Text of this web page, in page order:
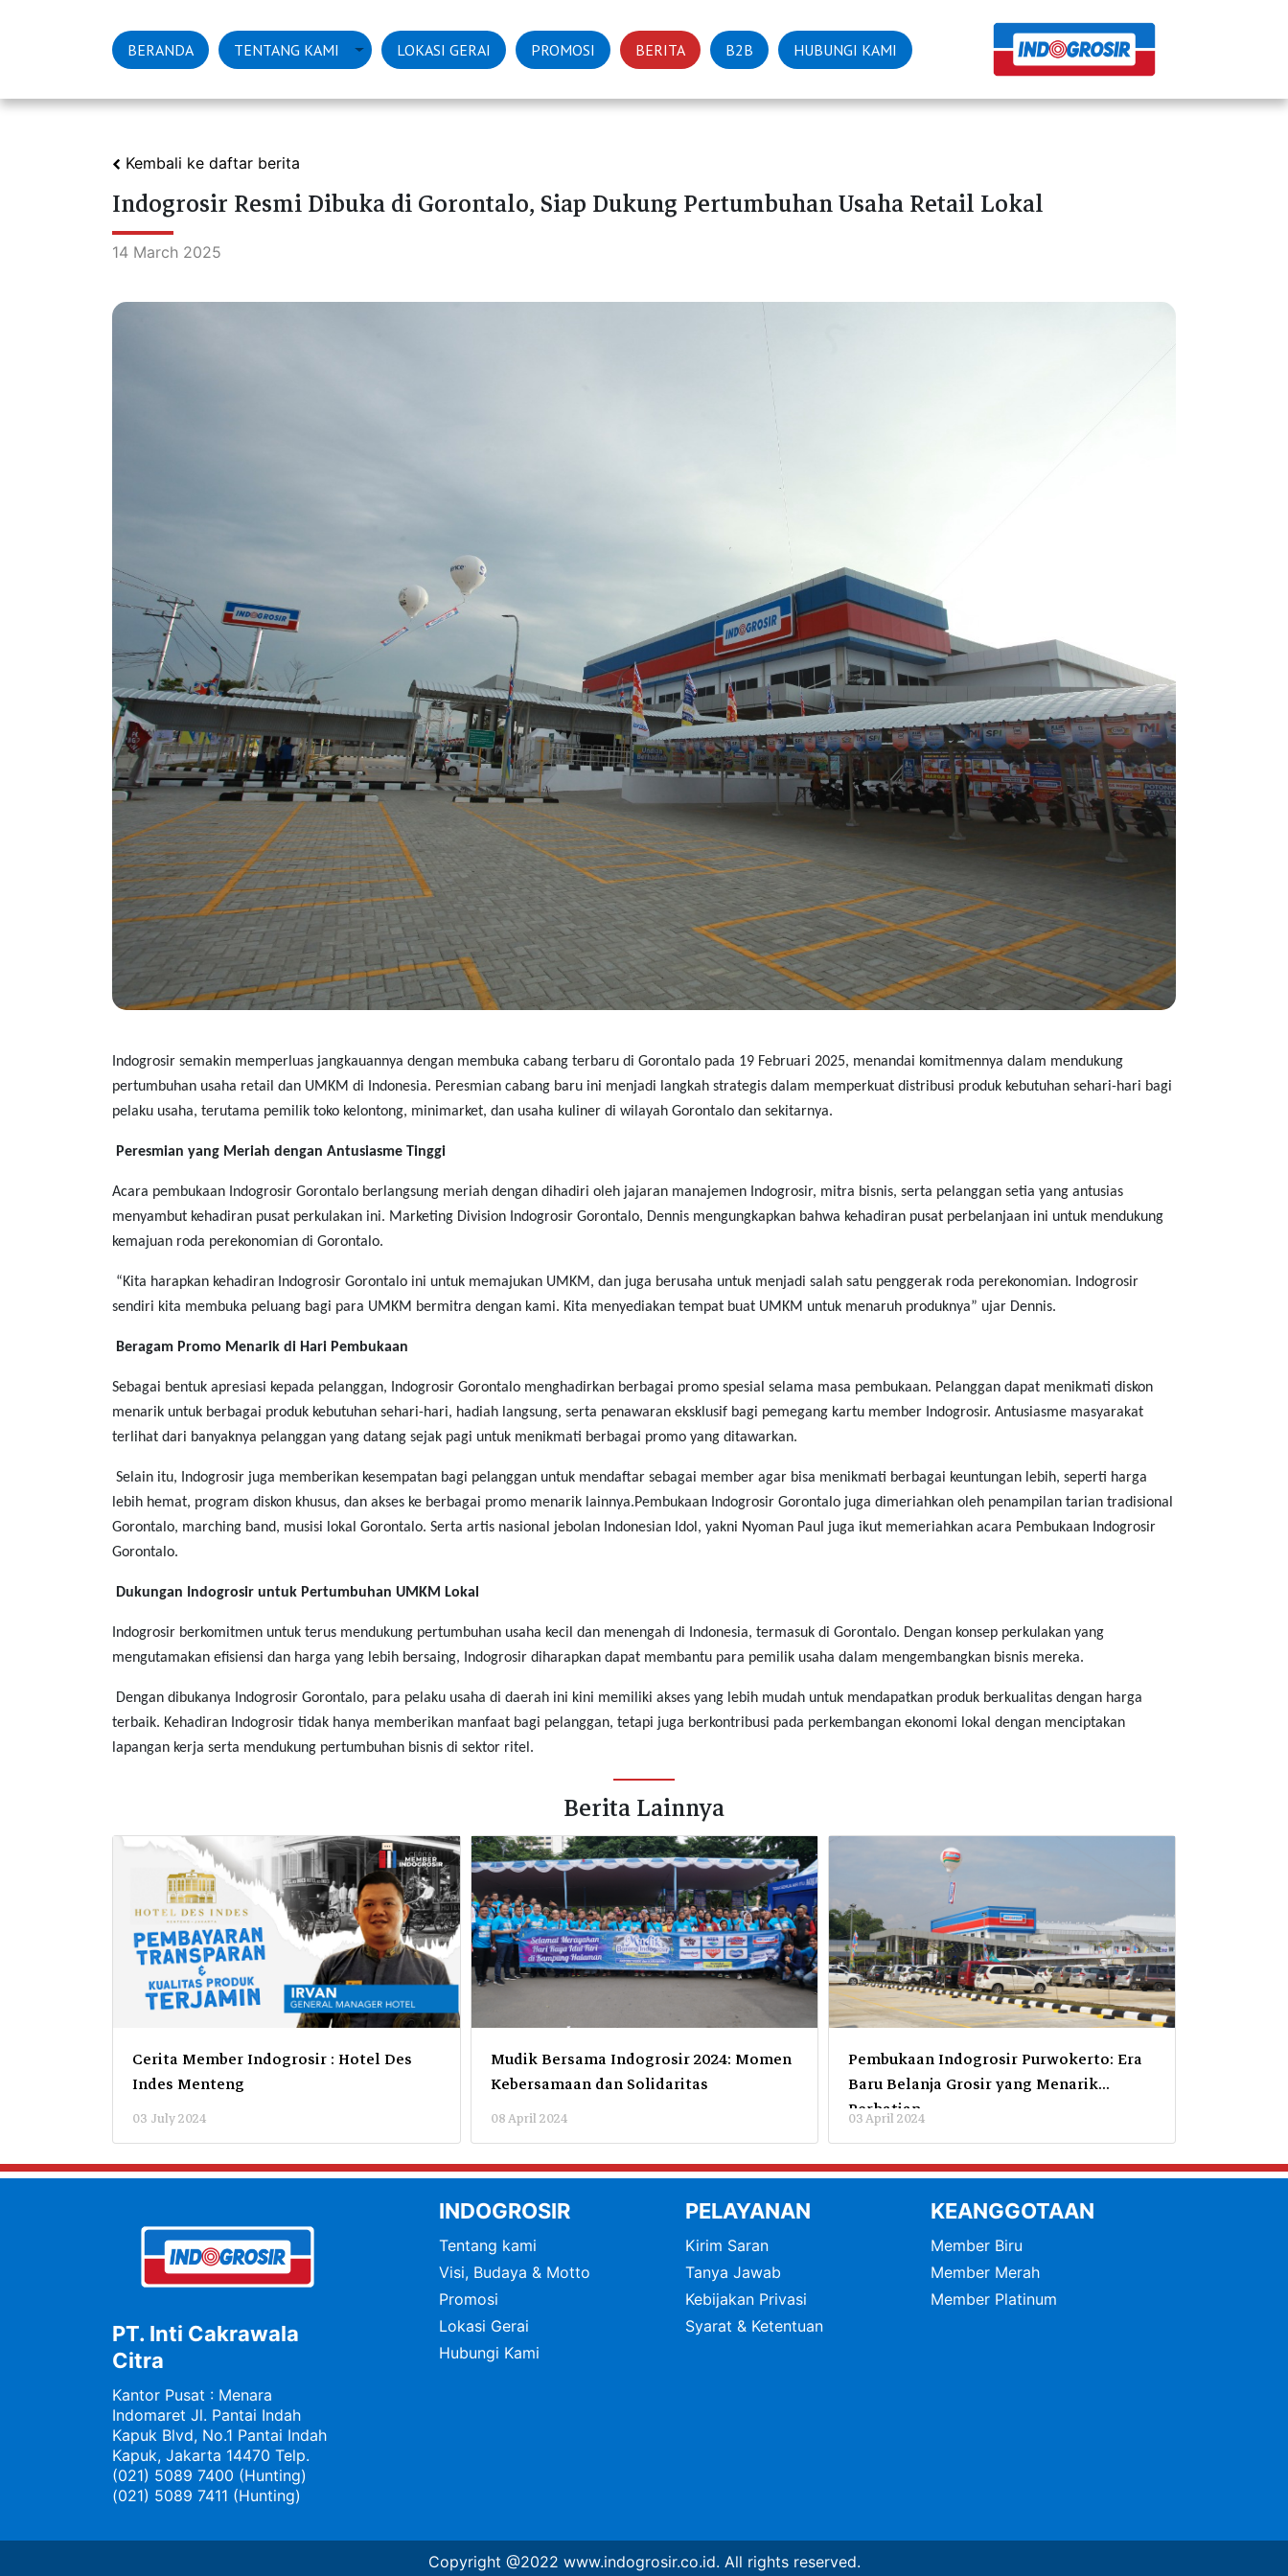
BERANDA(current)TENTANG KAMI LOKASI GERAI PROMOSI BERITA B2B HUBUNGI KAMI
Kembali ke daftar berita
Indogrosir Resmi Dibuka di Gorontalo, Siap Dukung Pertumbuhan Usaha Retail Lokal
14 March 2025
Indogrosir semakin memperluas jangkauannya dengan membuka cabang terbaru di Gorontalo pada 19 Februari 2025, menandai komitmennya dalam mendukung
pertumbuhan usaha retail dan UMKM di Indonesia. Peresmian cabang baru ini menjadi langkah strategis dalam memperkuat distribusi produk kebutuhan sehari-hari bagi
pelaku usaha, terutama pemilik toko kelontong, minimarket, dan usaha kuliner di wilayah Gorontalo dan sekitarnya.
Peresmian yang Meriah dengan Antusiasme Tinggi
Acara pembukaan Indogrosir Gorontalo berlangsung meriah dengan dihadiri oleh jajaran manajemen Indogrosir, mitra bisnis, serta pelanggan setia yang antusias
menyambut kehadiran pusat perkulakan ini. Marketing Division Indogrosir Gorontalo, Dennis mengungkapkan bahwa kehadiran pusat perbelanjaan ini untuk mendukung
kemajuan roda perekonomian di Gorontalo.
“Kita harapkan kehadiran Indogrosir Gorontalo ini untuk memajukan UMKM, dan juga berusaha untuk menjadi salah satu penggerak roda perekonomian. Indogrosir
sendiri kita membuka peluang bagi para UMKM bermitra dengan kami. Kita menyediakan tempat buat UMKM untuk menaruh produknya” ujar Dennis.
Beragam Promo Menarik di Hari Pembukaan
Sebagai bentuk apresiasi kepada pelanggan, Indogrosir Gorontalo menghadirkan berbagai promo spesial selama masa pembukaan. Pelanggan dapat menikmati diskon
menarik untuk berbagai produk kebutuhan sehari-hari, hadiah langsung, serta penawaran eksklusif bagi pemegang kartu member Indogrosir. Antusiasme masyarakat
terlihat dari banyaknya pelanggan yang datang sejak pagi untuk menikmati berbagai promo yang ditawarkan.
Selain itu, Indogrosir juga memberikan kesempatan bagi pelanggan untuk mendaftar sebagai member agar bisa menikmati berbagai keuntungan lebih, seperti harga
lebih hemat, program diskon khusus, dan akses ke berbagai promo menarik lainnya.Pembukaan Indogrosir Gorontalo juga dimeriahkan oleh penampilan tarian tradisional
Gorontalo, marching band, musisi lokal Gorontalo. Serta artis nasional jebolan Indonesian Idol, yakni Nyoman Paul juga ikut memeriahkan acara Pembukaan Indogrosir
Gorontalo.
Dukungan Indogrosir untuk Pertumbuhan UMKM Lokal
Indogrosir berkomitmen untuk terus mendukung pertumbuhan usaha kecil dan menengah di Indonesia, termasuk di Gorontalo. Dengan konsep perkulakan yang
mengutamakan efisiensi dan harga yang lebih bersaing, Indogrosir diharapkan dapat membantu para pemilik usaha dalam mengembangkan bisnis mereka.
Dengan dibukanya Indogrosir Gorontalo, para pelaku usaha di daerah ini kini memiliki akses yang lebih mudah untuk mendapatkan produk berkualitas dengan harga
terbaik. Kehadiran Indogrosir tidak hanya memberikan manfaat bagi pelanggan, tetapi juga berkontribusi pada perkembangan ekonomi lokal dengan menciptakan
lapangan kerja serta mendukung pertumbuhan bisnis di sektor ritel.
Berita Lainnya
Cerita Member Indogrosir : Hotel Des
Indes Menteng
03 July 2024
Mudik Bersama Indogrosir 2024: Momen
Kebersamaan dan Solidaritas
08 April 2024
Pembukaan Indogrosir Purwokerto: Era
Baru Belanja Grosir yang Menarik
Perhatian
03 April 2024
PT. Inti Cakrawala
Citra
Kantor Pusat : Menara
Indomaret Jl. Pantai Indah
Kapuk Blvd, No.1 Pantai Indah
Kapuk, Jakarta 14470 Telp.
(021) 5089 7400 (Hunting)
(021) 5089 7411 (Hunting)
INDOGROSIR
Tentang kami
Visi, Budaya & Motto
Promosi
Lokasi Gerai
Hubungi Kami
PELAYANAN
Kirim Saran
Tanya Jawab
Kebijakan Privasi
Syarat & Ketentuan
KEANGGOTAAN
Member Biru
Member Merah
Member Platinum
Copyright @2022 www.indogrosir.co.id. All rights reserved.